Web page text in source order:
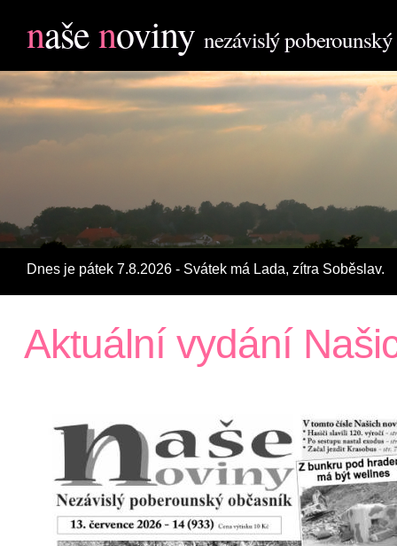
našenoviny nezávislý
Dnes je pátek 7.8.2026 - Svátek má Lada, zí­tra Soběslav.
Aktuální vydání